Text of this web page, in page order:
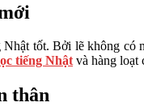
tốt. Bởi lẽ không
tiếng Nhậtvà hàng loạt
thân